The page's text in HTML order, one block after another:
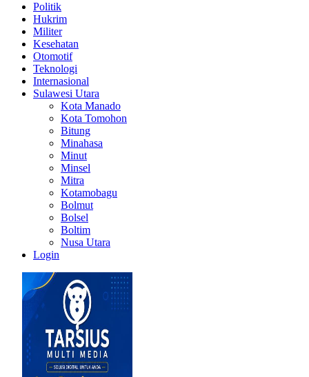
Politik
Hukrim
Militer
Kesehatan
Otomotif
Teknologi
Internasional
Sulawesi Utara
Kota Manado
Kota Tomohon
Bitung
Minahasa
Minut
Minsel
Mitra
Kotamobagu
Bolmut
Bolsel
Boltim
Nusa Utara
Login